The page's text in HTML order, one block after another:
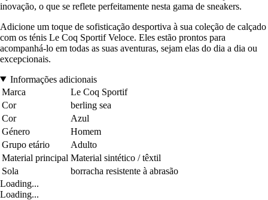
inovação, o que se reflete perfeitamente nesta gama de sneakers.
Adicione um toque de sofisticação desportiva à sua coleção de calçado
com os ténis Le Coq Sportif Veloce. Eles estão prontos para
acompanhá-lo em todas as suas aventuras, sejam elas do dia a dia ou
excepcionais.
Informações adicionais
Marca
Le Coq Sportif
Cor
berling sea
Cor
Azul
Género
Homem
Grupo etário
Adulto
Material principal Material sintético / têxtil
Sola
borracha resistente à abrasão
Loading...
Loading...